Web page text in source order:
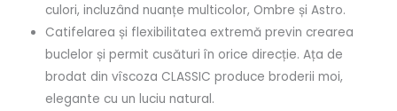
culori, incluzând nuanțe multicolor, Ombre și Astro.
Catifelarea și flexibilitatea extremă previn crearea
buclelor și permit cusături în orice direcție. Ața de
brodat din vîscoza CLASSIC produce broderii moi,
elegante cu un luciu natural.